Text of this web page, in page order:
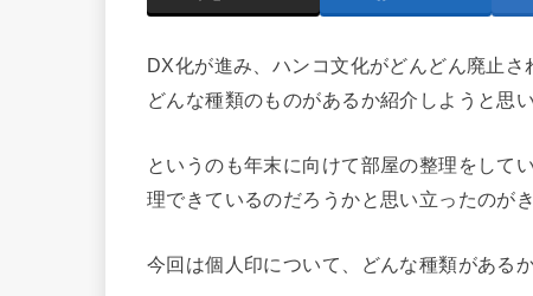
DX化が進み、ハンコ文化がどんどん廃止
どんな種類のものがあるか紹介しようと思い
というのも年末に向けて部屋の整理をして
理できているのだろうかと思い立ったのが
今回は個人印について、どんな種類がある